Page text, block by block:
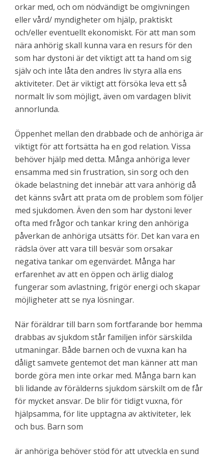
orkar med, och om nödvändigt be omgivningen
eller vård/ myndigheter om hjälp, praktiskt
och/eller eventuellt ekonomiskt. För att man som
nära anhörig skall kunna vara en resurs för den
som har dystoni är det viktigt att ta hand om sig
själv och inte låta den andres liv styra alla ens
aktiviteter. Det är viktigt att försöka leva ett så
normalt liv som möjligt, även om vardagen blivit
annorlunda.
Öppenhet mellan den drabbade och de anhöriga är
viktigt för att fortsätta ha en god relation. Vissa
behöver hjälp med detta. Många anhöriga lever
ensamma med sin frustration, sin sorg och den
ökade belastning det innebär att vara anhörig då
det känns svårt att prata om de problem som följer
med sjukdomen. Även den som har dystoni lever
ofta med frågor och tankar kring den anhöriga
påverkan de anhöriga utsätts för. Det kan vara en
rädsla över att vara till besvär som orsakar
negativa tankar om egenvärdet. Många har
erfarenhet av att en öppen och ärlig dialog
fungerar som avlastning, frigör energi och skapar
möjligheter att se nya lösningar.
När föräldrar till barn som fortfarande bor hemma
drabbas av sjukdom står familjen inför särskilda
utmaningar. Både barnen och de vuxna kan ha
dåligt samvete gentemot det man känner att man
borde göra men inte orkar med. Många barn kan
bli lidande av förälderns sjukdom särskilt om de får
för mycket ansvar. De blir för tidigt vuxna, för
hjälpsamma, för lite upptagna av aktiviteter, lek
och bus. Barn som
är anhöriga behöver stöd för att utveckla en sund